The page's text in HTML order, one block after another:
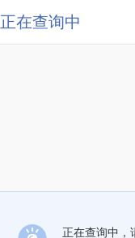
正在查询中
正在查询中，